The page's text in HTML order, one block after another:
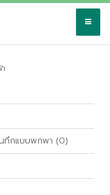
ทึกแบบพกพา (0)